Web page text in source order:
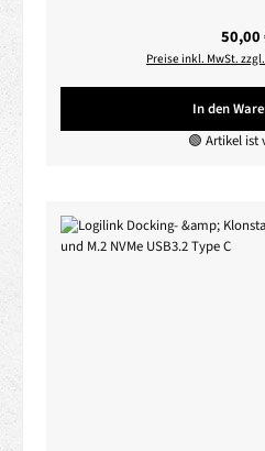
50,00
Preise inkl. MwSt.
In den
🟢 Artikel ist